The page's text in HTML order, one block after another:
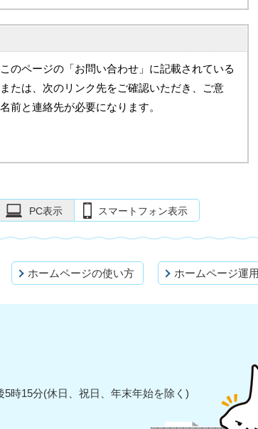
のページの「お問い合わせ」に記載されている
たは、次のリンク先をご確認いただき、ご意
前と連絡先が必要になります。
PC表示 スマートフォン表示
ホームページの使い方 ホームページ運
時15分(休日、祝日、年末年始を除く)